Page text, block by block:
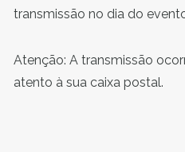
transmissão no dia do
Atenção: A transmissão
atento à sua caixa postal.